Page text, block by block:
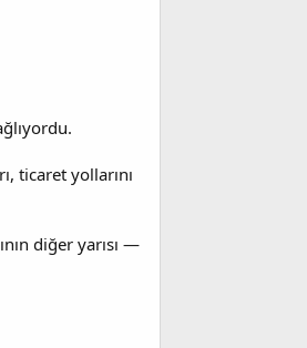
ticaret yollarını
diğer yarısı —